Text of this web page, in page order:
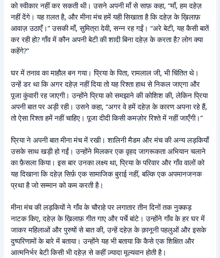
को स्वीकार नहीं कर सकती थी। उसने अपनी माँ से साफ़ कहा, “माँ, हम दहेज़
नहीं देंगे। यह ग़लत है, और मीना मंच हमें यही सिखाता है कि दहेज़ के ख़िलाफ़
आवाज़ उठाएँ।” उसकी माँ, सुमित्रा देवी, सन्न रह गईं। “अरे बेटी, यह कैसी बातें
कर रही हो? गाँव में कौन अपनी बेटी की शादी बिना दहेज़ के करता है? लोग क्या
कहेंगे?”
घर में तनाव का माहौल बन गया। प्रिया के पिता, रामलाल जी, भी चिंतित थे।
उन्हें डर था कि अगर दहेज़ नहीं दिया तो यह रिश्ता हाथ से निकल जाएगा और
पूजा कुंवारी रह जाएगी। उन्होंने प्रिया को समझाने की कोशिश की, लेकिन प्रिया
अपनी बात पर अड़ी रही। उसने कहा, “अगर वे हमें दहेज़ के कारण अपना रहे हैं,
तो ऐसा रिश्ता हमें नहीं चाहिए। पूजा दीदी किसी कमज़ोर रिश्ते में नहीं जाएँगी।”
प्रिया ने अपनी बात मीना मंच में रखी। शालिनी मैडम और मंच की अन्य लड़कियाँ
उसके साथ खड़ी हो गईं। उन्होंने मिलकर एक वृहद जागरूकता अभियान चलाने
का फ़ैसला किया। इस बार उनका लक्ष्य था, प्रिया के परिवार और गाँव वालों को
यह दिखाना कि दहेज़ सिर्फ़ एक सामाजिक बुराई नहीं, बल्कि एक अपमानजनक
प्रथा है जो सम्मान को कम करती है।
मीना मंच की लड़कियों ने गाँव के चौराहे पर लगातार तीन दिनों तक नुक्कड़
नाटक किए, दहेज़ के ख़िलाफ़ गीत गाए और पर्चे बांटे। उन्होंने गाँव के हर घर में
जाकर महिलाओं और पुरुषों से बात की, उन्हें दहेज़ के क़ानूनी पहलुओं और इसके
दुष्परिणामों के बारे में बताया। उन्होंने यह भी बताया कि कैसे एक शिक्षित और
आत्मनिर्भर बेटी किसी भी दहेज़ से कहीं ज़्यादा मूल्यवान होती है।